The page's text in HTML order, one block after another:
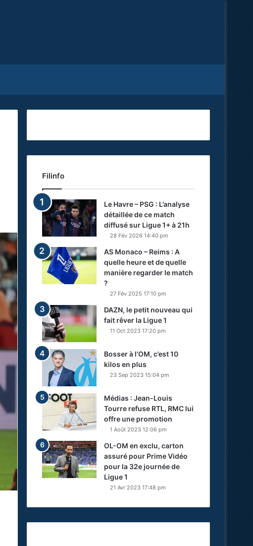
Filinfo
Le Havre – PSG : L’analyse
détaillée de ce match
diffusé sur Ligue 1+ à 21h
28 Fév 2026 14:40 pm
AS Monaco – Reims : A
quelle heure et de quelle
manière regarder le match
?
27 Fév 2025 17:10 pm
DAZN, le petit nouveau qui
fait rêver la Ligue 1
11 Oct 2023 17:20 pm
Bosser à l’OM, c’est 10
kilos en plus
23 Sep 2023 15:04 pm
Médias : Jean-Louis
Tourre refuse RTL, RMC lui
offre une promotion
1 Août 2023 12:06 pm
OL-OM en exclu, carton
assuré pour Prime Vidéo
pour la 32e journée de
Ligue 1
21 Avr 2023 17:48 pm